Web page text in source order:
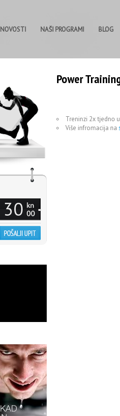
NOVOSTI NAŠI PROGRAMI BLOG
30
Power
Treninzi 2x tjedno
Više infromacija na